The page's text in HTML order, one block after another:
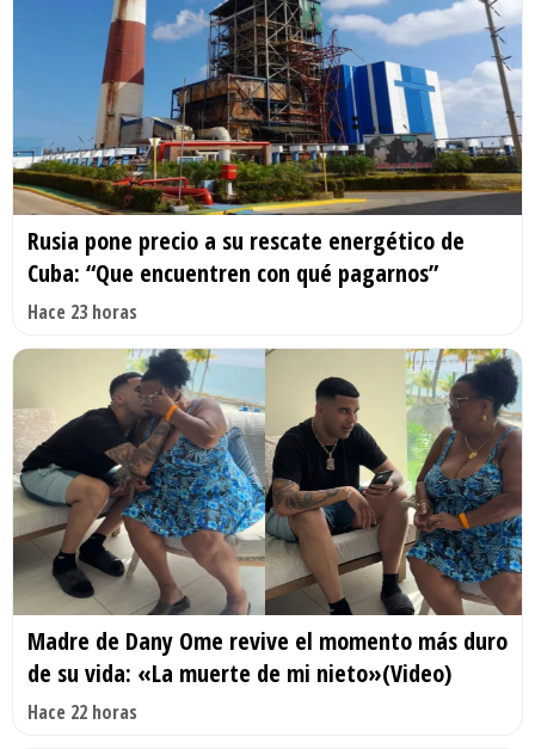
Rusia pone precio a su rescate energético de
Cuba: “Que encuentren con qué pagarnos”
Hace 23 horas
Madre de Dany Ome revive el momento más duro
de su vida: «La muerte de mi nieto»(Video)
Hace 22 horas